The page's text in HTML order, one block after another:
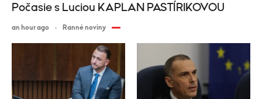
Počasie s Luciou KAPLAN PASTÍRIKOVOU
an hour ago Ranné noviny